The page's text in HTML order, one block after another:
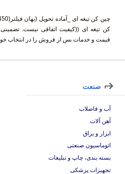
قیمت و خدمات بس از فروش را در انتخاب خود
صنعت
آب و فاضلاب
آهن آلات
ابزار و یراق
اتوماسیون صنعتی
بسته بندی، چاپ و تبلیغات
تجهیزات پزشکی